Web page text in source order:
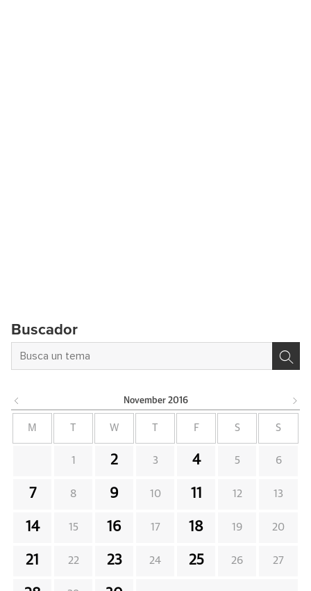
Buscador
November 2016
M W F S S
1 2 3 4 5 6
7 8 9 10 11 12 13
14 15 16 17 18 19 20
21 22 23 24 25 26 27